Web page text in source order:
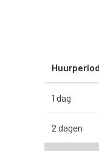
1 dag
2 dagen